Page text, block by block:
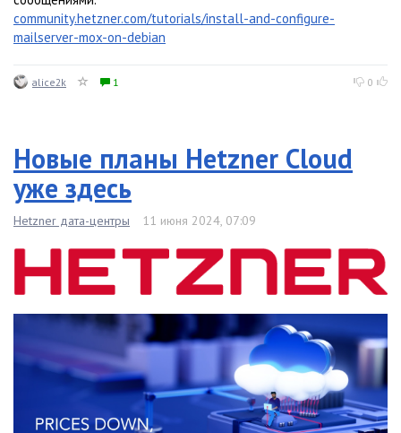
community.hetzner.com/tutorials/install-and-configure-
mailserver-mox-on-debian
alice2k 1 0
Новые планы Hetzner Cloud
уже здесь
Hetzner дата-центры 11 июня 2024, 07:09